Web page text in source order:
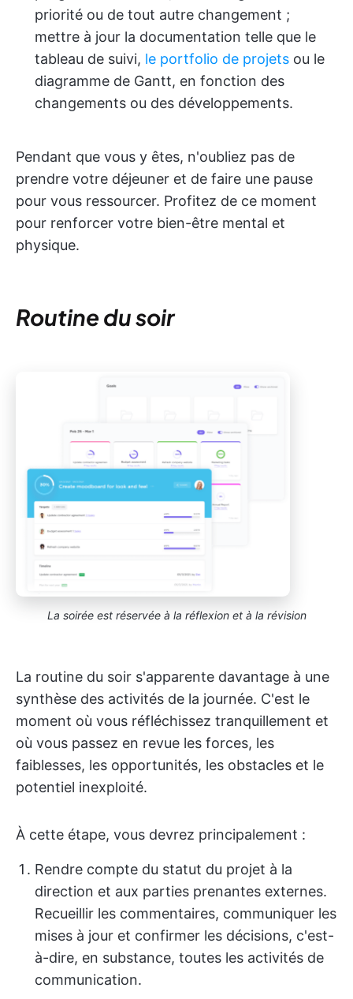
priorité ou de tout autre changement ;
mettre à jour la documentation telle que le
tableau de suivi, le portfolio de projets ou le
diagramme de Gantt, en fonction des
changements ou des développements.
Pendant que vous y êtes, n'oubliez pas de
prendre votre déjeuner et de faire une pause
pour vous ressourcer. Profitez de ce moment
pour renforcer votre bien-être mental et
physique.
Routine du soir
La soirée est réservée à la réflexion et à la révision
La routine du soir s'apparente davantage à une
synthèse des activités de la journée. C'est le
moment où vous réfléchissez tranquillement et
où vous passez en revue les forces, les
faiblesses, les opportunités, les obstacles et le
potentiel inexploité.
À cette étape, vous devrez principalement :
Rendre compte du statut du projet à la
direction et aux parties prenantes externes.
Recueillir les commentaires, communiquer les
mises à jour et confirmer les décisions, c'est-
à-dire, en substance, toutes les activités de
communication.